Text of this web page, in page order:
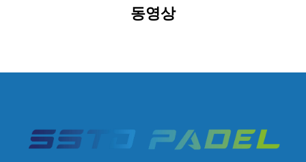
동영상